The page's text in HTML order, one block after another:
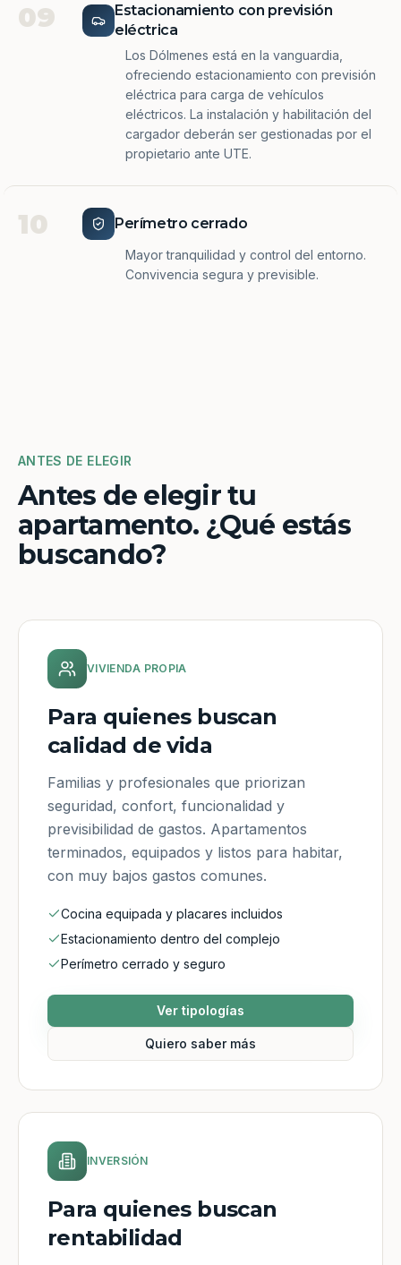
09
Estacionamiento con previsión
eléctrica
Los Dólmenes está en la vanguardia,
ofreciendo estacionamiento con previsión
eléctrica para carga de vehículos
eléctricos. La instalación y habilitación del
cargador deberán ser gestionadas por el
propietario ante UTE.
10 Perímetro cerrado
Mayor tranquilidad y control del entorno.
Convivencia segura y previsible.
ANTES DE ELEGIR
Antes de elegir tu
apartamento. ¿Qué estás
buscando?
VIVIENDA PROPIA
Para quienes buscan
calidad de vida
Familias y profesionales que priorizan
seguridad, confort, funcionalidad y
previsibilidad de gastos. Apartamentos
terminados, equipados y listos para habitar,
con muy bajos gastos comunes.
Cocina equipada y placares incluidos
Estacionamiento dentro del complejo
Perímetro cerrado y seguro
Ver tipologías
Quiero saber más
INVERSIÓN
Para quienes buscan
rentabilidad